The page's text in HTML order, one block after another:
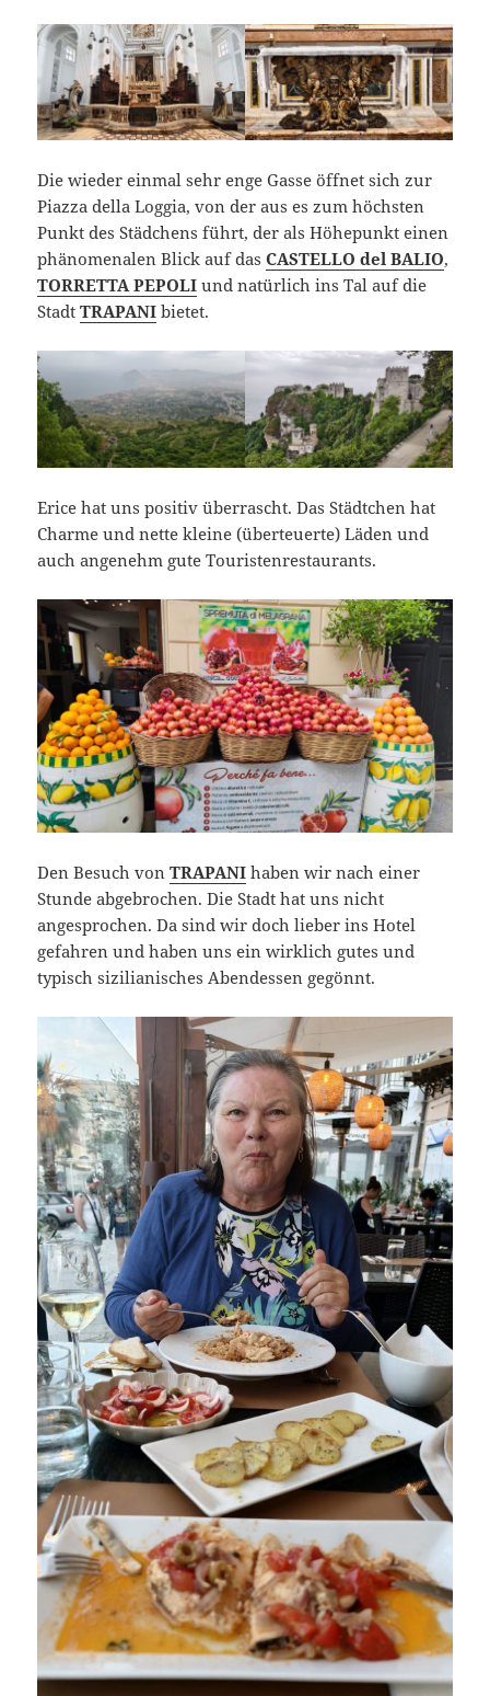
Die wieder einmal sehr enge Gasse öffnet sich zur
Piazza della Loggia, von der aus es zum höchsten
Punkt des Städchens führt, der als Höhepunkt einen
phänomenalen Blick auf dasCASTELLO del BALIO,
TORRETTA PEPOLI und natürlich ins Tal auf die
StadtTRAPANI bietet.
Erice hat uns positiv überrascht. Das Städtchen hat
Charme und nette kleine (überteuerte) Läden und
auch angenehm gute Touristenrestaurants.
Den Besuch vonTRAPANI haben wir nach einer
Stunde abgebrochen. Die Stadt hat uns nicht
angesprochen. Da sind wir doch lieber ins Hotel
gefahren und haben uns ein wirklich gutes und
typisch sizilianisches Abendessen gegönnt.